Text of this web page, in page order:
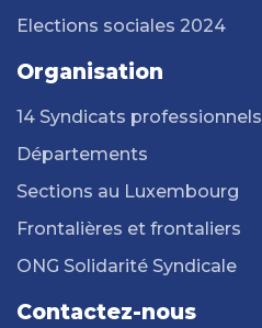
Elections sociales 2024
Organisation
14 Syndicats professionnels
Départements
Sections au Luxembourg
Frontalières et frontaliers
ONG Solidarité Syndicale
Contactez-nous